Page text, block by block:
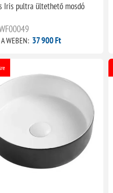
Iris pultra ültethető mosdó
WEBEN: 37 900 Ft